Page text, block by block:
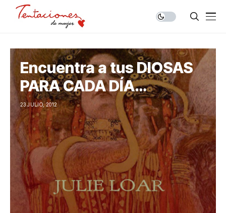
Encuentra a tus DIOSAS
PARA CADA DÍA…
23 JULIO, 2012